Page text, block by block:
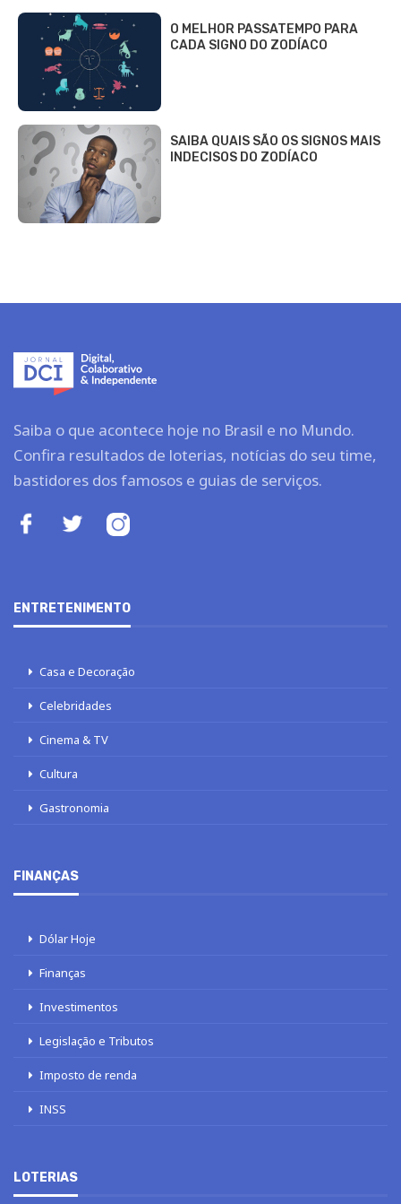
O MELHOR PASSATEMPO PARA
CADA SIGNO DO ZODÍACO
SAIBA QUAIS SÃO OS SIGNOS MAIS
INDECISOS DO ZODÍACO
Saiba o que acontece hoje no Brasil e no Mundo.
Confira resultados de loterias, notícias do seu time,
bastidores dos famosos e guias de serviços.
ENTRETENIMENTO
Casa e Decoração
Celebridades
Cinema & TV
Cultura
Gastronomia
FINANÇAS
Dólar Hoje
Finanças
Investimentos
Legislação e Tributos
Imposto de renda
INSS
LOTERIAS